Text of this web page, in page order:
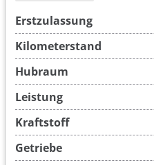
Erstzulassung
Kilometerstand
Hubraum
Leistung
Kraftstoff
Getriebe